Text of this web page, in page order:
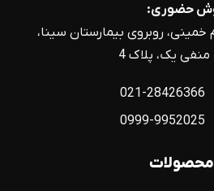
حضوری:
خمینی، روبروی بیمارستان سینا،
منفی یک، پلاک 4
021-28426366
0999-9952025
محصولات